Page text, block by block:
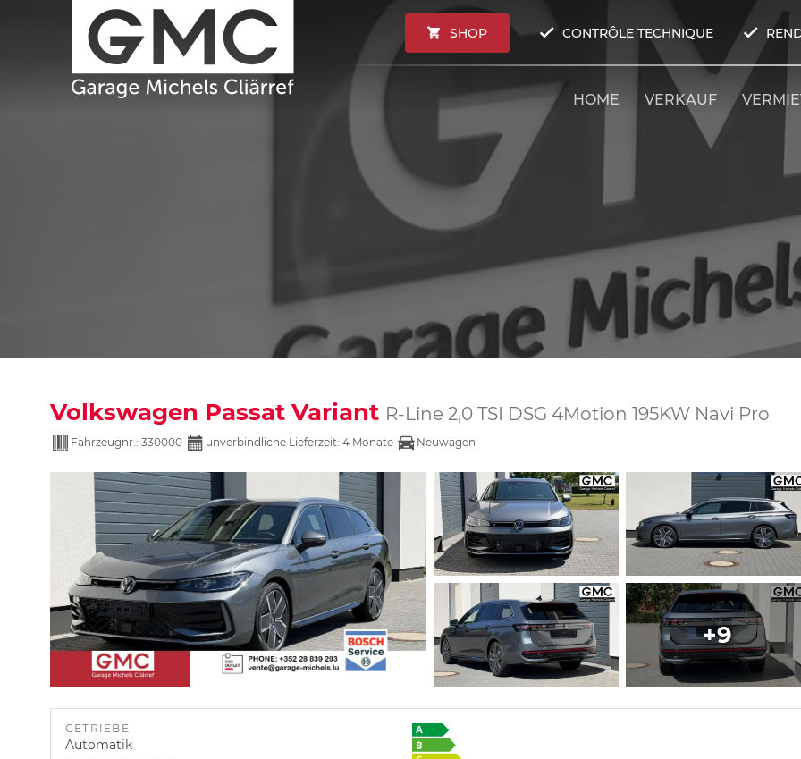
SHOP CONTRÔLE TECHNIQUE
HOME VERKAUF
Volkswagen Passat Variant R-Line 2,0 TSI DSG 4Motion 195KW Navi Pro
Fahrzeugnr.: 330000 unverbindliche Lieferzeit: 4 Monate Neuwagen
+9
GETRIEBE
Automatik